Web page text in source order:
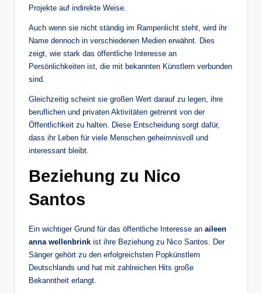
Projekte auf indirekte Weise.
Auch wenn sie nicht ständig im Rampenlicht steht, wird ihr
Name dennoch in verschiedenen Medien erwähnt. Dies
zeigt, wie stark das öffentliche Interesse an
Persönlichkeiten ist, die mit bekannten Künstlern verbunden
sind.
Gleichzeitig scheint sie großen Wert darauf zu legen, ihre
beruflichen und privaten Aktivitäten getrennt von der
Öffentlichkeit zu halten. Diese Entscheidung sorgt dafür,
dass ihr Leben für viele Menschen geheimnisvoll und
interessant bleibt.
Beziehung zu Nico
Santos
Ein wichtiger Grund für das öffentliche Interesse an aileen
anna wellenbrink ist ihre Beziehung zu Nico Santos. Der
Sänger gehört zu den erfolgreichsten Popkünstlern
Deutschlands und hat mit zahlreichen Hits große
Bekanntheit erlangt.